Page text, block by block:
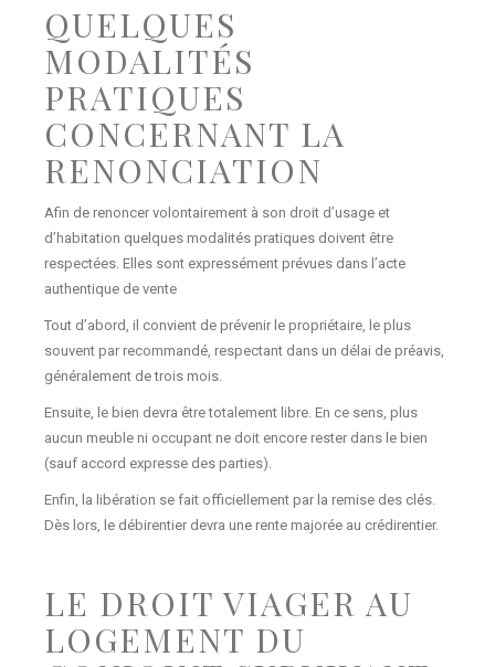
QUELQUES
MODALITÉS
PRATIQUES
CONCERNANT LA
RENONCIATION
Afin de renoncer volontairement à son droit d’usage et
d’habitation quelques modalités pratiques doivent être
respectées. Elles sont expressément prévues dans l’acte
authentique de vente
Tout d’abord, il convient de prévenir le propriétaire, le plus
souvent par recommandé, respectant dans un délai de préavis,
généralement de trois mois.
Ensuite, le bien devra être totalement libre. En ce sens, plus
aucun meuble ni occupant ne doit encore rester dans le bien
(sauf accord expresse des parties).
Enfin, la libération se fait officiellement par la remise des clés.
Dès lors, le débirentier devra une rente majorée au crédirentier.
LE DROIT VIAGER AU
LOGEMENT DU